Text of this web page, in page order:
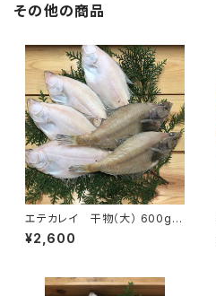
その他の商品
エテカレイ 干物（大） 600g入
り （送料別）
¥2,600